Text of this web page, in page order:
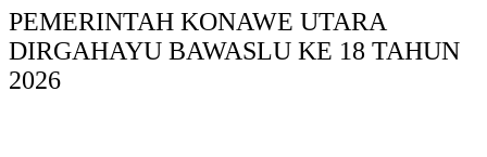
PEMERINTAH KONAWE UTARA
DIRGAHAYU BAWASLU KE 18 TAHUN
2026